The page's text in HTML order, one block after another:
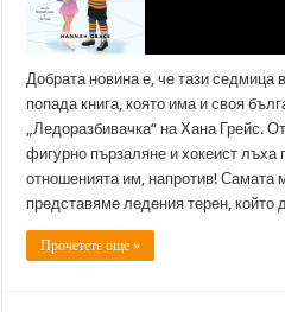
Добрата новина е, че тази седмица
попада книга, която има и своя
„Ледоразбивачка“ на Хана Грейс.
фигурно пързаляне и хокеист лъха
отношенията им, напротив! Самата
представяме ледения терен,
Прочетете още »